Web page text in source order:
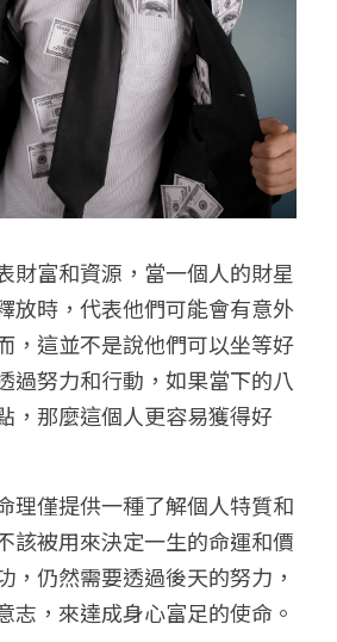
財富和資源，當一個人的財星
放時，代表他們可能會有意外
，這並不是說他們可以坐等好
過努力和行動，如果當下的八
，那麼這個人更容易獲得好
理僅提供一種了解個人特質和
該被用來決定一生的命運和價
，仍然需要透過後天的努力，
志，來達成身心富足的使命。